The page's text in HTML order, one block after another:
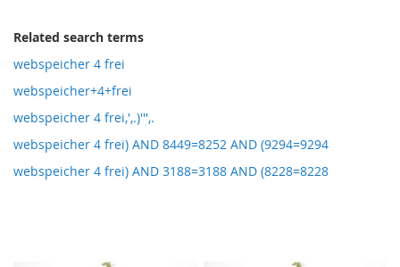
Related search terms
webspeicher 4 frei
webspeicher+4+frei
webspeicher 4 frei,',.)''',.
webspeicher 4 frei) AND 8449=8252 AND (9294=9294
webspeicher 4 frei) AND 3188=3188 AND (8228=8228